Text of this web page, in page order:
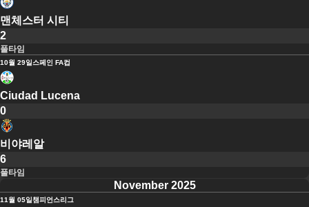
맨체스터 시티
2
풀타임
10월 29일 스페인 FA컵
Ciudad Lucena
0
비야레알
6
풀타임
November 2025
11월 05일챔피언스리그